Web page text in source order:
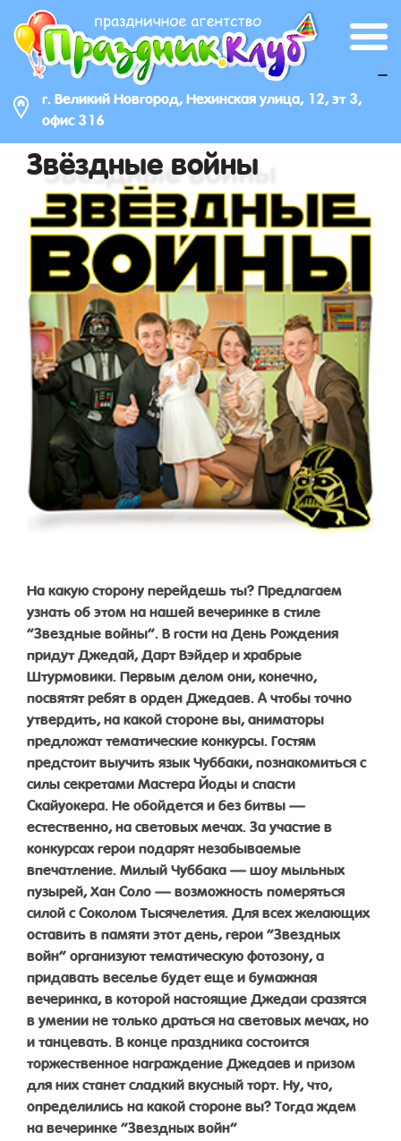
г. Великий Новгород, Нехинская улица, 12, эт 3,
офис 316
_
Звёздные войны
На какую сторону перейдешь ты? Предлагаем
узнать об этом на нашей вечеринке в стиле
“Звездные войны”. В гости на День Рождения
придут Джедай, Дарт Вэйдер и храбрые
Штурмовики. Первым делом они, конечно,
посвятят ребят в орден Джедаев. А чтобы точно
утвердить, на какой стороне вы, аниматоры
предложат тематические конкурсы. Гостям
предстоит выучить язык Чуббаки, познакомиться с
силы секретами Мастера Йоды и спасти
Скайуокера. Не обойдется и без битвы —
естественно, на световых мечах. За участие в
конкурсах герои подарят незабываемые
впечатление. Милый Чуббака — шоу мыльных
пузырей, Хан Соло — возможность померяться
силой с Соколом Тысячелетия. Для всех желающих
оставить в памяти этот день, герои “Звездных
войн” организуют тематическую фотозону, а
придавать веселье будет еще и бумажная
вечеринка, в которой настоящие Джедаи сразятся
в умении не только драться на световых мечах, но
и танцевать. В конце праздника состоится
торжественное награждение Джедаев и призом
для них станет сладкий вкусный торт. Ну, что,
определились на какой стороне вы? Тогда ждем
на вечеринке “Звездных войн”